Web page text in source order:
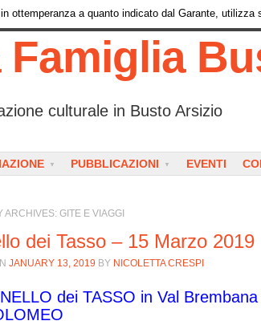
Famiglia
culturale in Busto Arsizio
CONTENT PUBBLICAZIONI EVENTI
ARCHIVES: GITE E VIAGGI
dei Tasso – 15 Marzo 2019
JANUARY 13, 2019 BY NICOLETTA CRESPI
dei TASSO in Val
ottemperanza a quanto indicato dal Garante,